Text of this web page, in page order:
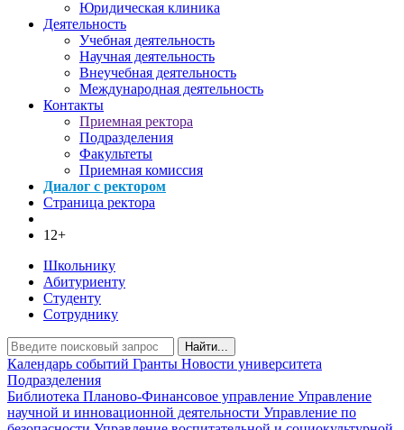
Юридическая клиника
Деятельность
Учебная деятельность
Научная деятельность
Внеучебная деятельность
Международная деятельность
Контакты
Приемная ректора
Подразделения
Факультеты
Приемная комиссия
Диалог с ректором
Страница ректора
12+
Школьнику
Абитуриенту
Студенту
Сотруднику
Найти...
Календарь событий Гранты Новости университета
Подразделения
Библиотека Планово-Финансовое управление Управление
научной и инновационной деятельности Управление по